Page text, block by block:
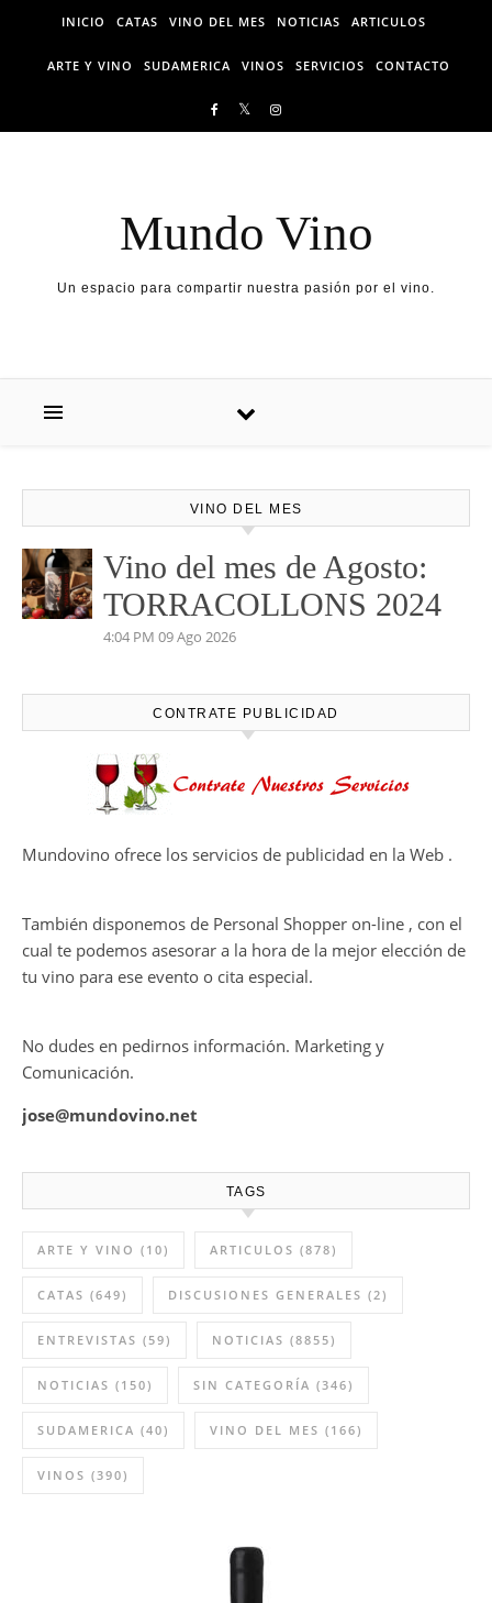
Skip to content
INICIO CATAS VINO DEL MES NOTICIAS ARTICULOS
ARTE Y VINO SUDAMERICA VINOS SERVICIOS CONTACTO
Mundo Vino
Un espacio para compartir nuestra pasión por el vino.
VINO DEL MES
Vino del mes de Agosto:
TORRACOLLONS 2024
4:04 PM 09 Ago 2026
CONTRATE PUBLICIDAD
Mundovino ofrece los servicios de publicidad en la Web .
También disponemos de Personal Shopper on-line , con el
cual te podemos asesorar a la hora de la mejor elección de
tu vino para ese evento o cita especial.
No dudes en pedirnos información. Marketing y
Comunicación.
jose@mundovino.net
TAGS
ARTE Y VINO (10) ARTICULOS (878)
CATAS (649) DISCUSIONES GENERALES (2)
ENTREVISTAS (59) NOTICIAS (8855)
NOTICIAS (150) SIN CATEGORÍA (346)
SUDAMERICA (40) VINO DEL MES (166)
VINOS (390)